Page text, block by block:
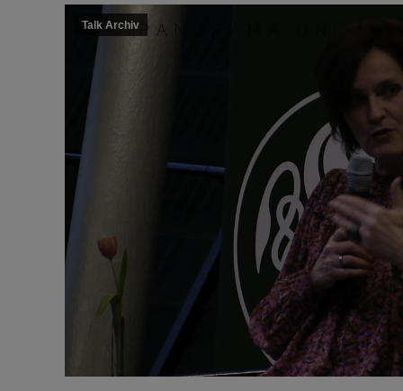
Talk Archiv